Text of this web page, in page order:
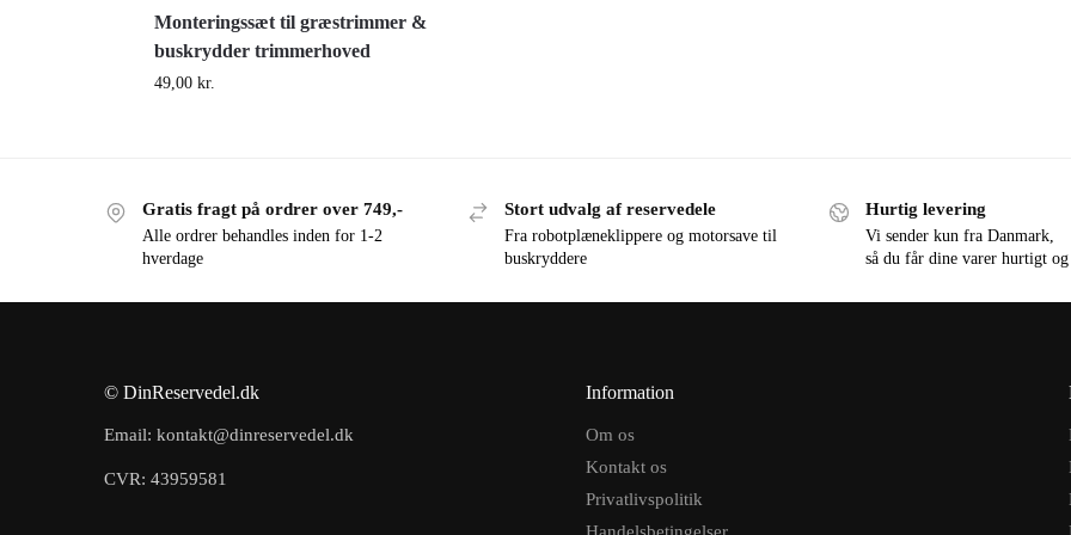
Monteringssæt til græstrimmer &
buskrydder trimmerhoved
49,00 kr.
Gratis fragt på ordrer over 749,-
Alle ordrer behandles inden for 1-2
hverdage
Stort udvalg af reservedele
Fra robotplæneklippere og motorsave til
buskryddere
Hurtig levering
Vi sender kun fra Danmark,
så du får dine varer hurtigt
© DinReservedel.dk
Email: kontakt@dinreservedel.dk
CVR: 43959581
Information
Om os
Kontakt os
Privatlivspolitik